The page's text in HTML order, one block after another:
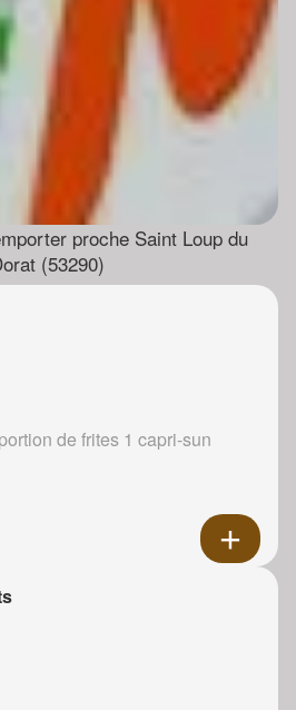
proche Saint Loup du
(53290)
de frites 1 capri-sun